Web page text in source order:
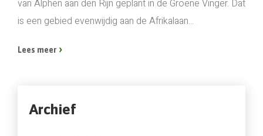
van Alphen aan den Rijn geplant in de Groene Vinger. Dat
is een gebied evenwijdig aan de Afrikalaan...
Lees meer
Archief